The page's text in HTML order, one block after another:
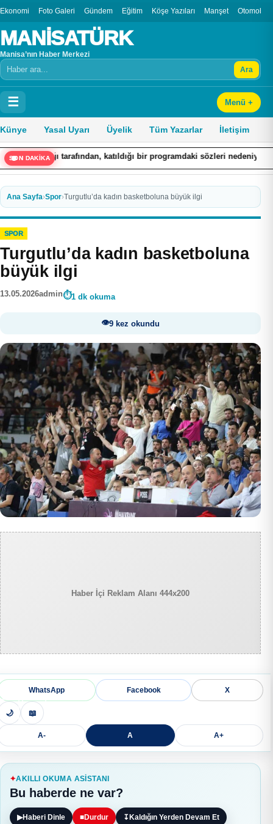
Ekonomi Foto Galeri Gündem Eğitim Köşe Yazıları Manşet Otomobil
MANİSATÜRK
Manisa’nın Haber Merkezi
Arama Ara
☰ Menü +
Künye Yasal Uyarı Üyelik Tüm Yazarlar İletişim
SON DAKİKA
katıldığı bir programdaki sözleri nedeniyle hakkında
Ana Sayfa›Spor›Turgutlu’da kadın basketboluna büyük ilgi
SPOR
Turgutlu’da kadın basketboluna
büyük ilgi
13.05.2026admin 1 dk okuma
9 kez okundu
Haber İçi Reklam Alanı 444x200
WhatsApp Facebook X
🌙 📖
A- A A+
AKILLI OKUMA ASISTANI
Bu haberde ne var?
▶Haberi Dinle ■Durdur ↧ Kaldığın Yerden Devam Et